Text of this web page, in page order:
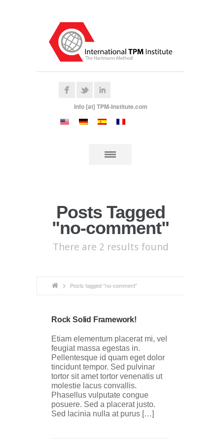
Info [at] TPM-Institute.com
Posts Tagged
"no-comment"
There are 2 results found
Posts tagged "no-comment"
Rock Solid Framework!
Etiam elementum placerat mi, vel
feugiat massa egestas in.
Pellentesque id quam eget dolor
tincidunt tempor. Sed pulvinar
tortor sit amet tortor venenatis ut
molestie lacus convallis.
Phasellus vulputate congue
posuere. Sed a placerat justo.
Sed lacinia nulla at purus […]